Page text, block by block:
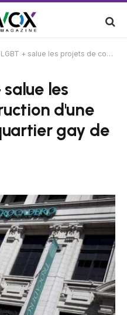
les projets de construction d'une mosquée et du quartier gay de Londres
les
d'une
gay de